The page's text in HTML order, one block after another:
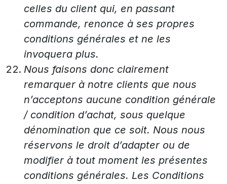
celles du client qui, en passant
commande, renonce à ses propres
conditions générales et ne les
invoquera plus.
Nous faisons donc clairement
remarquer à notre clients que nous
n’acceptons aucune condition générale
/ condition d’achat, sous quelque
dénomination que ce soit. Nous nous
réservons le droit d’adapter ou de
modifier à tout moment les présentes
conditions générales. Les Conditions